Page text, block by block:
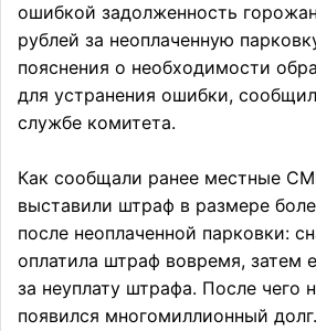
ошибкой задолженность
рублей за неоплаченную
пояснения о необходимости
для устранения ошибки,
службе комитета.
Как сообщали ранее местные
выставили штраф в размере
после неоплаченной парковки:
оплатила штраф вовремя, затем
за неуплату штрафа. После чего
появился многомиллионный долг.